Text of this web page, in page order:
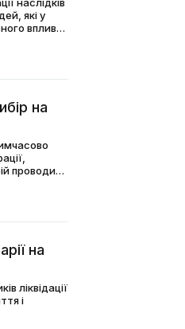
які у
впливу
на
проводить
на
ліквідації
і